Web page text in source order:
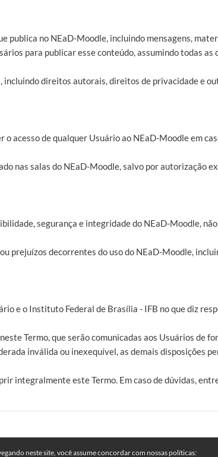
neste site, você assume concordar com nossas políticas:
publica no NEaD-Moodle, incluindo mensagens,
para publicar esse conteúdo, assumindo todas
direitos autorais, direitos de privacidade e
acesso de qualquer Usuário ao NEaD-Moodle em
nas salas do NEaD-Moodle, salvo por autorização
segurança e integridade do NEaD-Moodle,
prejuízos decorrentes do uso do NEaD-Moodle,
e o Instituto Federal de Brasília - IFB no que diz
Termo, que serão comunicadas aos Usuários de
inválida ou inexequível, as demais disposições
integralmente este Termo. Em caso de dúvidas,